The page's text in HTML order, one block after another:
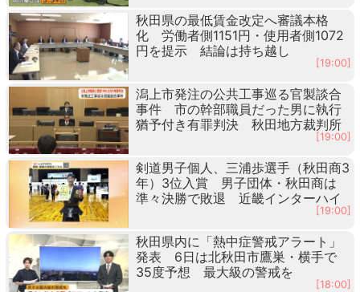
秋田県の最低賃金改定へ審議本格
化 労働者側1151円・使用者側1072
円を提示 結論は持ち越し
[19:00]
潟上市発注の公共工事巡る官製談合
事件 市の幹部職員だった男に執行
猶予付き有罪判決 秋田地方裁判所
[19:00]
剣道男子個人、三浦歩選手（秋田商3
年）3位入賞 男子団体・秋田商は
準々決勝で敗退 近畿インターハイ
[19:00]
秋田県内に「熱中症警戒アラート」
発表 6日は北秋田市鷹巣・横手で
35度予想 最大級の警戒を
[18:00]